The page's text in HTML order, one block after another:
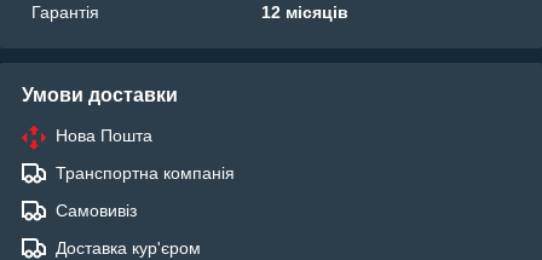
Гарантія
12 місяців
Умови доставки
Нова Пошта
Транспортна компанія
Самовивіз
Доставка кур'єром